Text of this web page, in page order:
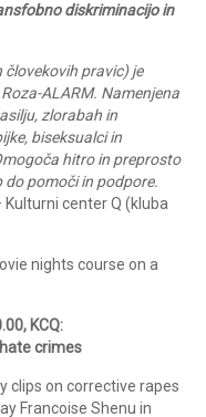
diskriminacijo in
pravic) je
ALARM. Namenjena
zlorabah in
biseksualci in
hitro in preprosto
pomoči in podpore.
Kulturni center Q (kluba
nights course on a
KCQ:
crimes
clips on corrective rapes
Francoise Shenu in